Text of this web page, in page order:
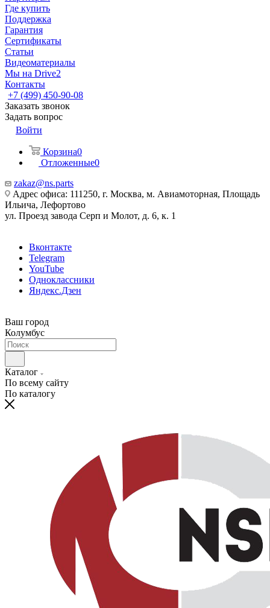
Где купить
Поддержка
Гарантия
Сертификаты
Статьи
Видеоматериалы
Мы на Drive2
Контакты
+7 (499) 450-90-08
Заказать звонок
Задать вопрос
Войти
Корзина0
Отложенные0
zakaz@ns.parts
Адрес офиса: 111250, г. Москва, м. Авиамоторная, Площадь
Ильича, Лефортово
ул. Проезд завода Серп и Молот, д. 6, к. 1
Вконтакте
Telegram
YouTube
Одноклассники
Яндекс.Дзен
Ваш город
Колумбус
Каталог
По всему сайту
По каталогу